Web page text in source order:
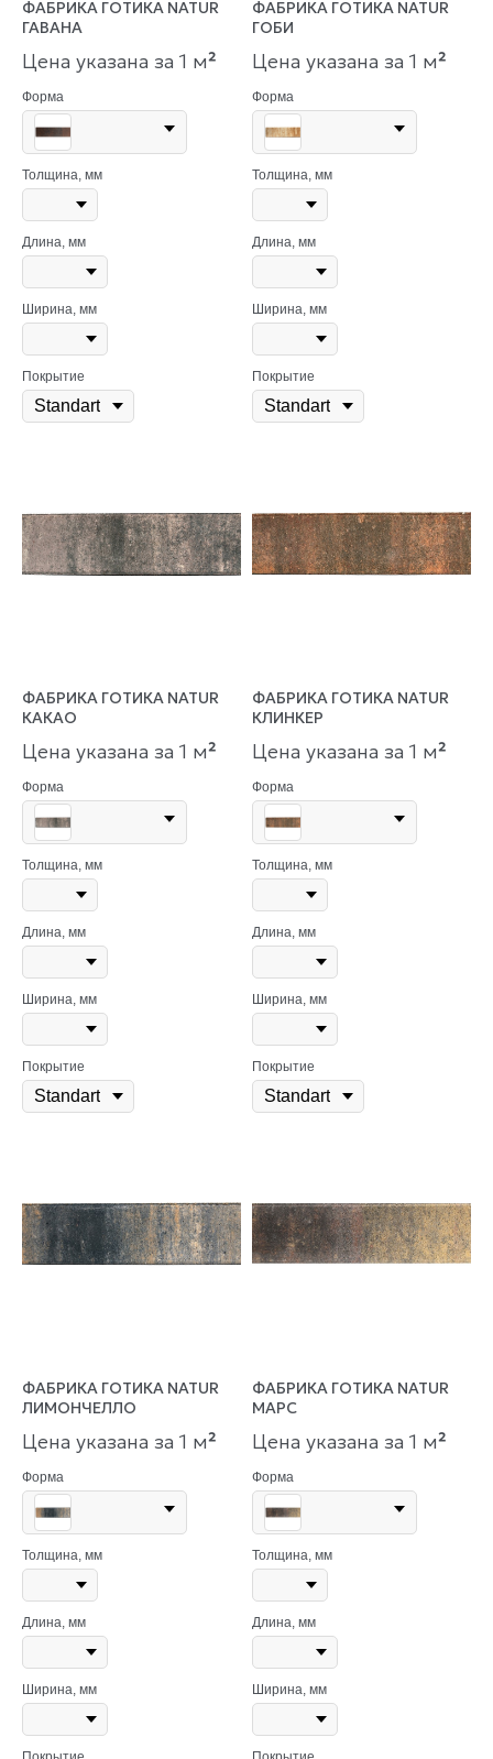
ФАБРИКА ГОТИКА NATUR
ГАВАНА
Цена указана за 1 м²
Форма
Толщина, мм
Длина, мм
Ширина, мм
Покрытие
ФАБРИКА ГОТИКА NATUR
ГОБИ
Цена указана за 1 м²
Форма
Толщина, мм
Длина, мм
Ширина, мм
Покрытие
ФАБРИКА ГОТИКА NATUR
КАКАО
Цена указана за 1 м²
Форма
Толщина, мм
Длина, мм
Ширина, мм
Покрытие
ФАБРИКА ГОТИКА NATUR
КЛИНКЕР
Цена указана за 1 м²
Форма
Толщина, мм
Длина, мм
Ширина, мм
Покрытие
ФАБРИКА ГОТИКА NATUR
ЛИМОНЧЕЛЛО
Цена указана за 1 м²
Форма
Толщина, мм
Длина, мм
Ширина, мм
ФАБРИКА ГОТИКА NATUR
МАРС
Цена указана за 1 м²
Форма
Толщина, мм
Длина, мм
Ширина, мм